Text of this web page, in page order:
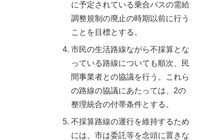
に予定されている乗合バスの需給
調整規制の廃止の時期以前に行う
ことを目標とする。
市民の生活路線ながら不採算とな
っている路線についても順次、民
間事業者との協議を行う。これら
の路線の協議にあたっては、2の
整理統合の付帯条件とする。
不採算路線の運行を維持するため
には、市は委託等を念頭に置きな